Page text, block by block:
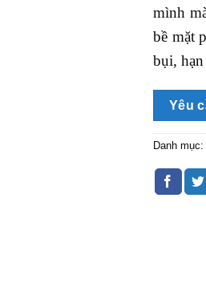
mình
bề mặt
bụi,
Yêu
Danh mục: